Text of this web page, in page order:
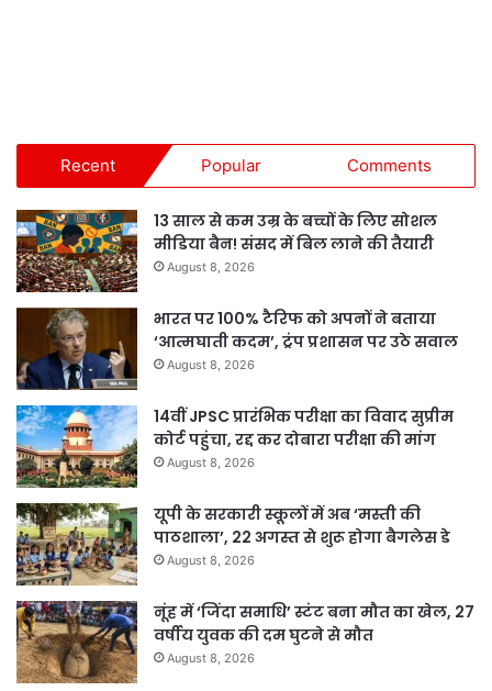
Recent Popular Comments
13 साल से कम उम्र के बच्चों के लिए सोशल
मीडिया बैन! संसद में बिल लाने की तैयारी
August 8, 2026
भारत पर 100% टैरिफ को अपनों ने बताया
‘आत्मघाती कदम’, ट्रंप प्रशासन पर उठे सवाल
August 8, 2026
14वीं JPSC प्रारंभिक परीक्षा का विवाद सुप्रीम
कोर्ट पहुंचा, रद्द कर दोबारा परीक्षा की मांग
August 8, 2026
यूपी के सरकारी स्कूलों में अब ‘मस्ती की
पाठशाला’, 22 अगस्त से शुरू होगा बैगलेस डे
August 8, 2026
नूंह में ‘जिंदा समाधि’ स्टंट बना मौत का खेल, 27
वर्षीय युवक की दम घुटने से मौत
August 8, 2026